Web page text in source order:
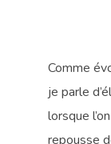
Comme
je parle
lorsque
repousse